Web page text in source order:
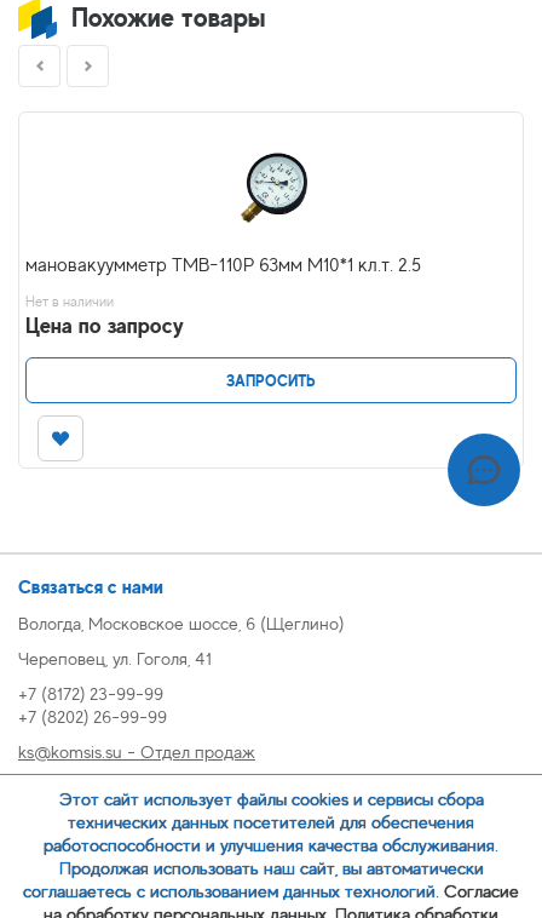
Похожие товары
мановакуумметр ТМВ-110Р 63мм М10*1 кл.т. 2.5
Нет в наличии
Цена по запросу
ЗАПРОСИТЬ
Связаться с нами
Вологда, Московское шоссе, 6 (Щеглино)
Череповец, ул. Гоголя, 41
+7 (8172) 23-99-99
+7 (8202) 26-99-99
ks@komsis.su - Отдел продаж
oz@komsis.su - Отдел закупок
ЗАКАЗАТЬ ЗВОНОК
Этот сайт использует файлы cookies и сервисы сбора
технических данных посетителей для обеспечения
работоспособности и улучшения качества обслуживания.
Продолжая использовать наш сайт, вы автоматически
соглашаетесь с использованием данных технологий. Согласие
на обработку персональных данных. Политика обработки